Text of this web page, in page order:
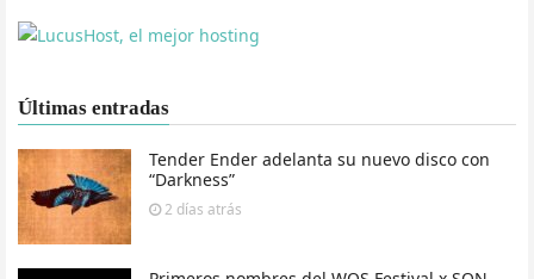
Últimas entradas
Tender Ender adelanta su nuevo disco con
“Darkness”
2 días atrás